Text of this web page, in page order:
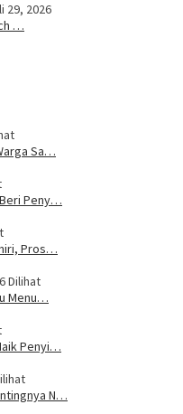
29, 2026
…
Sa…
Peny…
Pros…
Dilihat
Menu…
Penyi…
N…